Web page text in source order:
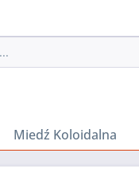
Miedź Koloidalna